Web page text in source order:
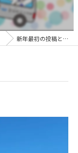
新年最初の投稿となります